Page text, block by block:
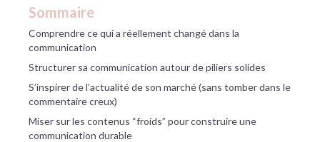
Sommaire
Comprendre ce qui a réellement changé dans la
communication
Structurer sa communication autour de piliers solides
S’inspirer de l’actualité de son marché (sans tomber dans le
commentaire creux)
Miser sur les contenus “froids” pour construire une
communication durable